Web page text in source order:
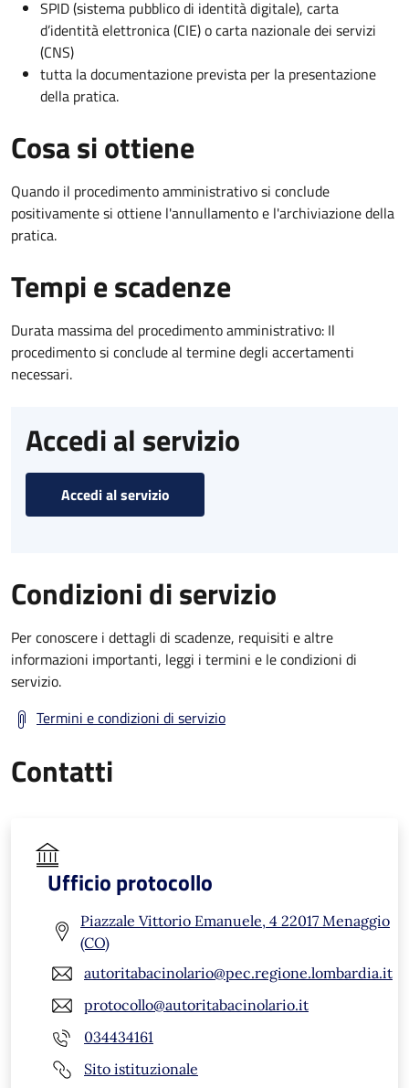
SPID (sistema pubblico di identità digitale), carta
d’identità elettronica (CIE) o carta nazionale dei servizi
(CNS)
tutta la documentazione prevista per la presentazione
della pratica.
Cosa si ottiene
Quando il procedimento amministrativo si conclude
positivamente si ottiene l'annullamento e l'archiviazione della
pratica.
Tempi e scadenze
Durata massima del procedimento amministrativo: Il
procedimento si conclude al termine degli accertamenti
necessari.
Accedi al servizio
Accedi al servizio
Condizioni di servizio
Per conoscere i dettagli di scadenze, requisiti e altre
informazioni importanti, leggi i termini e le condizioni di
servizio.
Termini e condizioni di servizio
Contatti
Ufficio protocollo
Piazzale Vittorio Emanuele, 4 22017 Menaggio
(CO)
autoritabacinolario@pec.regione.lombardia.it
protocollo@autoritabacinolario.it
034434161
Sito istituzionale